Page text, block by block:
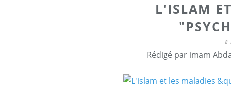
L'ISLAM
8
Rédigé par imam